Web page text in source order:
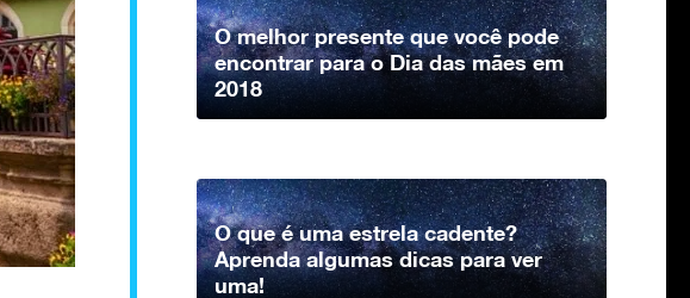
O melhor presente que você pode
encontrar para o Dia das mães em
2018
O que é uma estrela cadente?
Aprenda algumas dicas para ver
uma!